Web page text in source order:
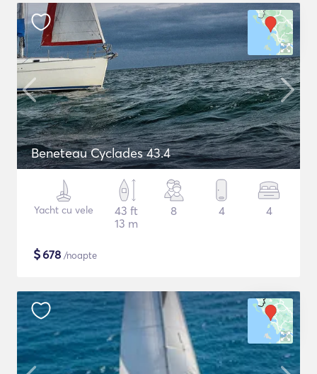
Beneteau Cyclades 43.4
Yacht cu vele
43 ft
13 m
8 4 4
$678 /noapte